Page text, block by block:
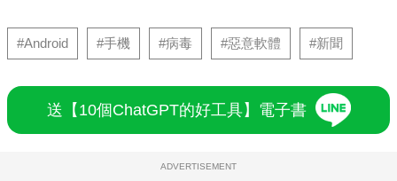
#Android #手機 #病毒 #惡意軟體 #新聞
送【10個ChatGPT的好工具】電子書
ADVERTISEMENT